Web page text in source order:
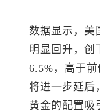
数据显示，美
明显回升，创
6.5%，高于
将进一步延后
黄金的配置吸